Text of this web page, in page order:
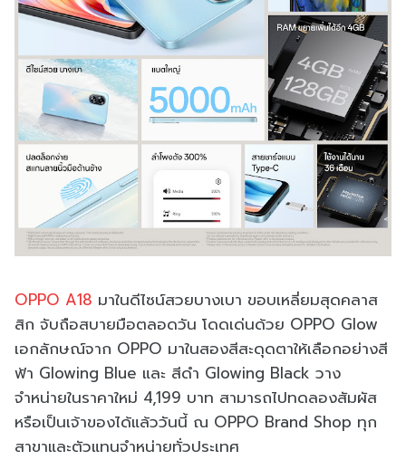
OPPO A18 มาในดีไซน์สวยบางเบา ขอบเหลี่ยมสุดคลาส
สิก จับถือสบายมือตลอดวัน โดดเด่นด้วย OPPO Glow
เอกลักษณ์จาก OPPO มาในสองสีสะดุดตาให้เลือกอย่างสี
ฟ้า Glowing Blue และ สีดำ Glowing Black วาง
จำหน่ายในราคาใหม่ 4,199 บาท สามารถไปทดลองสัมผัส
หรือเป็นเจ้าของได้แล้ววันนี้ ณ OPPO Brand Shop ทุก
สาขาและตัวแทนจำหน่ายทั่วประเทศ